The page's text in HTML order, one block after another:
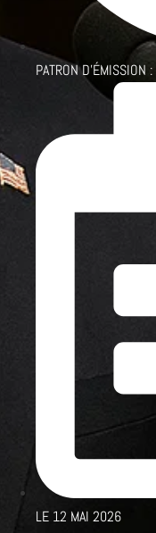
PATRON D'ÉMISSION :
LE 12 MAI 2026